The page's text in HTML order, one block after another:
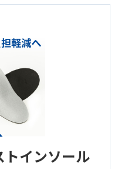
トインソール